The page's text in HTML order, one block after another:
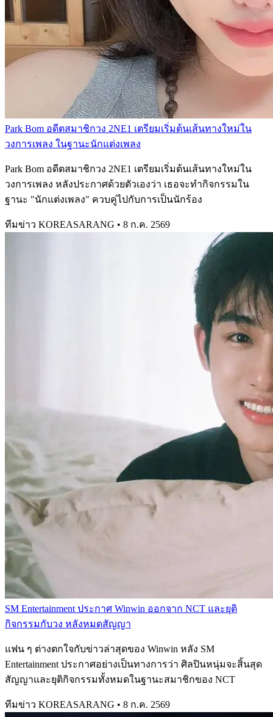
Park Bom อดีตสมาชิกวง 2NE1 เตรียมเริ่มต้นเส้นทางใหม่ใน
วงการเพลง ในฐานะนักแต่งเพลง
Park Bom อดีตสมาชิกวง 2NE1 เตรียมเริ่มต้นเส้นทางใหม่ใน
วงการเพลง หลังประกาศด้วยตัวเองว่า เธอจะทำกิจกรรมใน
ฐานะ "นักแต่งเพลง" ควบคู่ไปกับการเป็นนักร้อง
ทีมข่าว KOREASARANG • 8 ก.ค. 2569
SM Entertainment ประกาศ Winwin ออกจาก NCT และยุติ
กิจกรรมกับวง หลังหมดสัญญา
แฟน ๆ ต่างตกใจกับข่าวล่าสุดของ Winwin หลัง SM
Entertainment ประกาศอย่างเป็นทางการว่า ศิลปินหนุ่มจะสิ้นสุด
สัญญาและยุติกิจกรรมทั้งหมดในฐานะสมาชิกของ NCT
ทีมข่าว KOREASARANG • 8 ก.ค. 2569